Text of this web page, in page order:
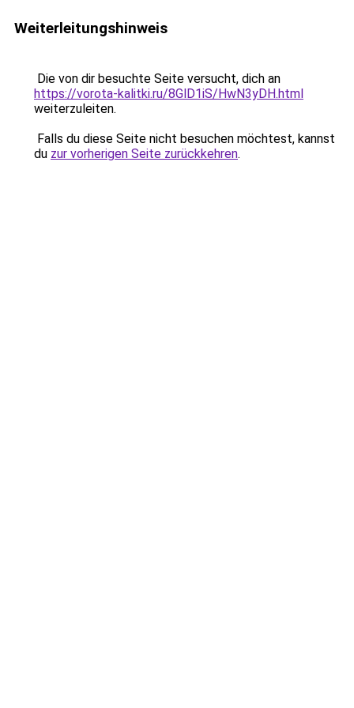
Weiterleitungshinweis
Die von dir besuchte Seite versucht, dich an
https://vorota-kalitki.ru/8GlD1iS/HwN3yDH.html
weiterzuleiten.
Falls du diese Seite nicht besuchen möchtest, kannst
du zur vorherigen Seite zurückkehren.